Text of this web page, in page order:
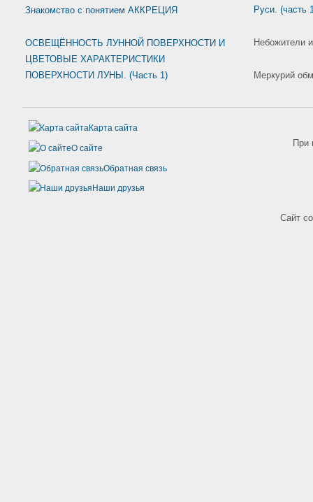
Знакомство с понятием АККРЕЦИЯ
ОСВЕЩЁННОСТЬ ЛУННОЙ ПОВЕРХНОСТИ И
ЦВЕТОВЫЕ ХАРАКТЕРИСТИКИ
ПОВЕРХНОСТИ ЛУНЫ. (Часть 1)
Руси. (часть
Небожители
Меркурий
Карта сайта
О сайте
Обратная связь
Наши друзья
При
Сайт